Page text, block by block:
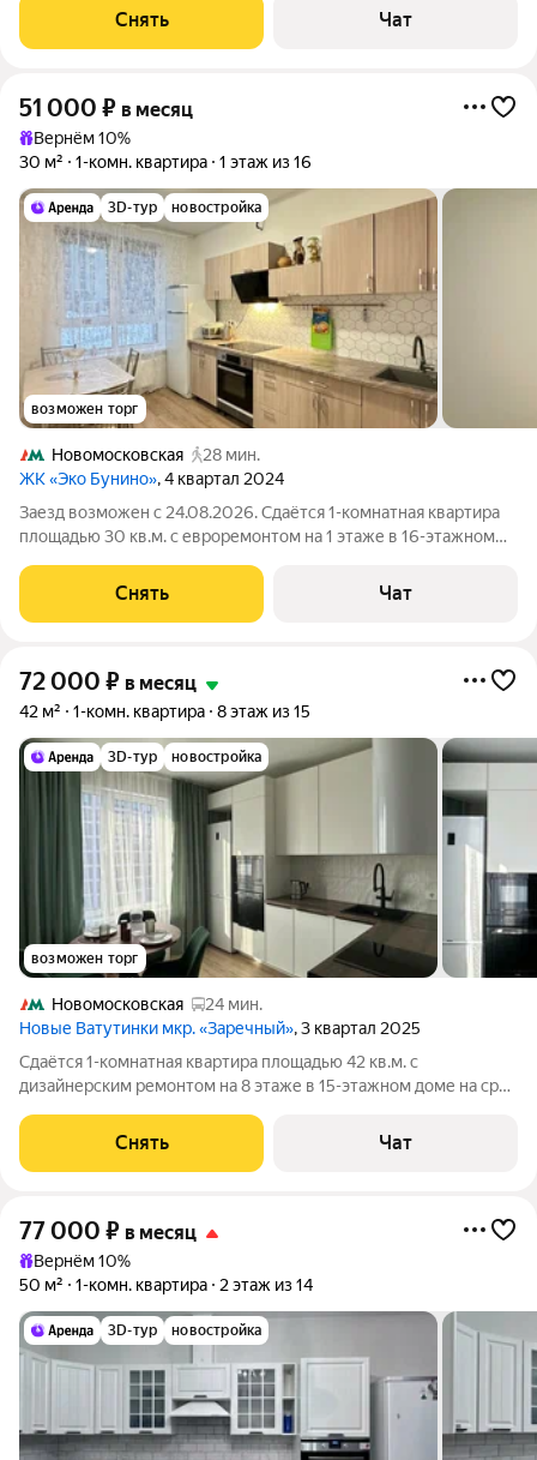
вам квартиру онлайн это так же детально, как вживую, только
вы не тратите
Снять Чат
51 000 ₽ в месяц
Вернём 10%
30 м²
1-комн. квартира 1 этаж из 16
3D-тур новостройка
возможен торг
Новомосковская
28 мин.
ЖК «Эко Бунино», 4 квартал 2024
Заезд возможен с 24.08.2026. Сдаётся 1-комнатная квартира
площадью 30 кв.м. с евроремонтом на 1 этаже в 16-этажном
Духовой шкаф Стиральная машина Холодильник Дом -
монолитный, окна выходят во
Снять Чат
72 000 ₽ в месяц
42 м² 1-комн. квартира 8 этаж из 15
3D-тур новостройка
возможен торг
Новомосковская
24 мин.
Новые Ватутинки мкр. «Заречный», 3 квартал 2025
Сдаётся 1-комнатная квартира площадью 42 кв.м. с
дизайнерским ремонтом на 8 этаже в 15-этажном доме на срок
Стиральная машина Холодильник Посудомоечная машина
Снять Чат
77 000 ₽ в месяц
Вернём 10%
50 м²
1-комн. квартира 2 этаж из 14
3D-тур новостройка